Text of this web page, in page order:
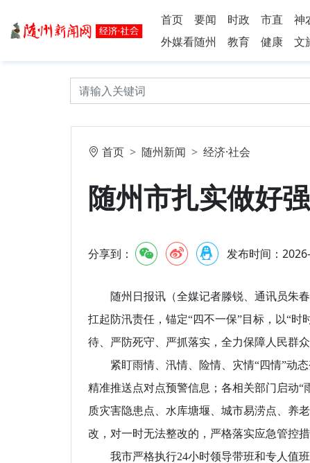
首页 要闻 时政 市直 神
外媒看随州
教育 健康 文
首页 随州新闻 经济·社会
随州市扎实做好
分享到： 发布时间：
随州日报讯（全媒记者滕锐、通讯员朱春
扛起防汛责任，锚定“四不一保”目标，以“时
待、严防死守、严抓落实，全力保障人民群众
紧盯雨情、汛情、险情、灾情“四情”动态
精准推送点对点预警信息；各相关部门启动
质灾害隐患点、水库塘堰、城市易涝点、养
改，对一时无法整改的，严格落实应急管控
我市严格执行24小时领导带班和专人值班